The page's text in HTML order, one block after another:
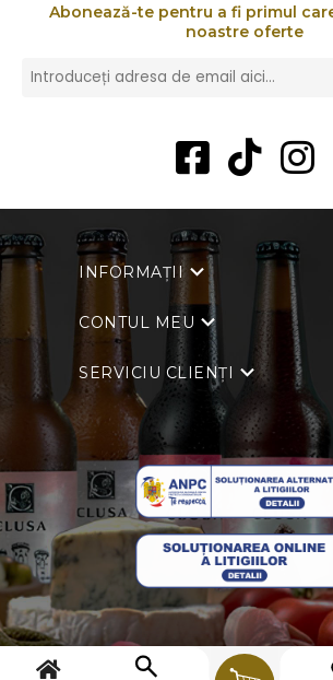
Abonează-te pentru a fi primul
noastre oferte
INFORMAȚII
CONTUL MEU
SERVICIU CLIENȚI